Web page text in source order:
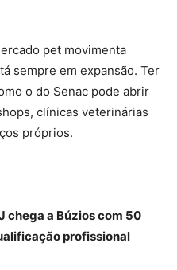
pet movimenta
sempre em expansão. Ter
o do Senac pode abrir
clínicas veterinárias
próprios.
chega a Búzios com 50
profissional